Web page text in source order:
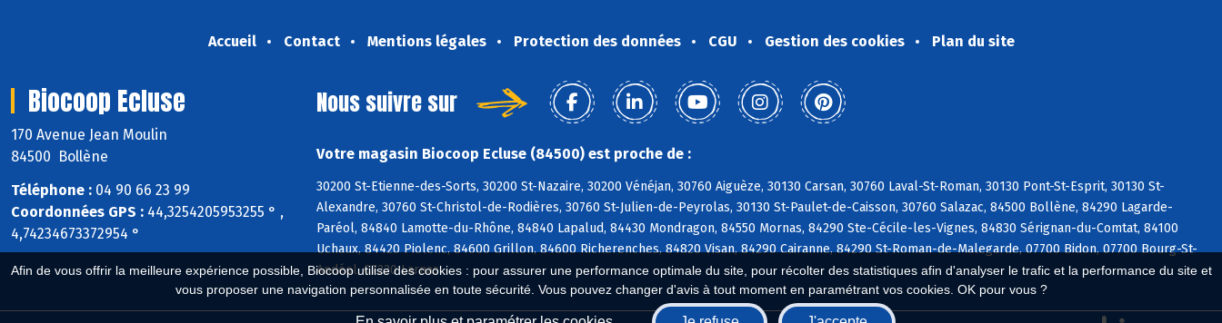
Afin de vous offrir la meilleure expérience possible, Biocoop utilise des cookies : pour assurer une performance optimale du site, pour récolter des statistiques afin d'analyser le trafic et la performance du site et
vous proposer une navigation personnalisée en toute sécurité. Vous pouvez changer d'avis à tout moment en paramétrant vos cookies. OK pour vous ?
Accueil Contact Mentions légales Protection des données CGU Gestion des cookies Plan du site
Biocoop Ecluse
170 Avenue Jean Moulin
84500 Bollène
Téléphone : 04 90 66 23 99
Coordonnées GPS : 44,3254205953255 ° ,
4,74234673372954 °
Nous suivre sur
Votre magasin Biocoop Ecluse (84500) est proche de :
30200 St-Etienne-des-Sorts, 30200 St-Nazaire, 30200 Vénéjan, 30760 Aiguèze, 30130 Carsan, 30760 Laval-St-Roman, 30130 Pont-St-Esprit, 30130 St-
Alexandre, 30760 St-Christol-de-Rodières, 30760 St-Julien-de-Peyrolas, 30130 St-Paulet-de-Caisson, 30760 Salazac, 84500 Bollène, 84290 Lagarde-
Paréol, 84840 Lamotte-du-Rhône, 84840 Lapalud, 84430 Mondragon, 84550 Mornas, 84290 Ste-Cécile-les-Vignes, 84830 Sérignan-du-Comtat, 84100
Uchaux, 84420 Piolenc, 84600 Grillon, 84600 Richerenches, 84820 Visan, 84290 Cairanne, 84290 St-Roman-de-Malegarde, 07700 Bidon, 07700 Bourg-St-
Andéol, 07220 Larnas